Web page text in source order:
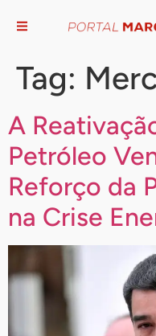
Tag:
A
Petróleo
Reforço da
na Crise